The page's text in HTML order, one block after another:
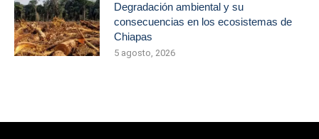
Degradación ambiental y su
consecuencias en los ecosistemas de
Chiapas
5 agosto, 2026